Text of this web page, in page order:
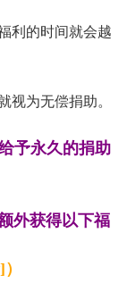
利的时间就会越
视为无偿捐助。
予永久的捐助
外获得以下福